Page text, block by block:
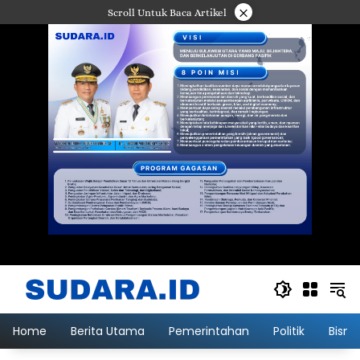
ke
Scroll Untuk Baca Artikel ×
Home Berita Utama Pemerintahan Politik